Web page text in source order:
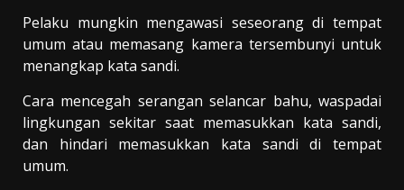
Pelaku mungkin mengawasi seseorang di tempat
umum atau memasang kamera tersembunyi untuk
menangkap kata sandi.
Cara mencegah serangan selancar bahu, waspadai
lingkungan sekitar saat memasukkan kata sandi,
dan hindari memasukkan kata sandi di tempat
umum.